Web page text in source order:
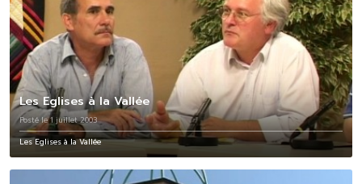
Les Eglises à la Vallée
Posté le 1 juillet 2003
Les Eglises à la Vallée